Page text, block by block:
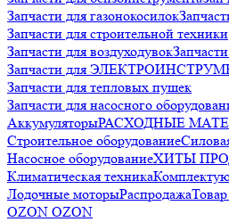
Запчасти для газонокосилок
Запчасти для строительной техники
Запчасти для воздуходувок
Запчасти для
Запчасти для тепловых пушек
Запчасти для насосного
АккумуляторыРАСХОДНЫЕ
Строительное оборудование
Насосное оборудованиеХИТЫ
Климатическая техника
Лодочные моторыРаспродажа
OZON OZON